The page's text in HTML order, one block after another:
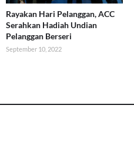
Rayakan Hari Pelanggan, ACC
Serahkan Hadiah Undian
Pelanggan Berseri
September 10, 2022